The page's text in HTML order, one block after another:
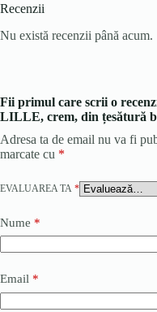
Recenzii
Nu există recenzii până acum.
Fii primul care scrii o
LILLE, crem, din țesătură
Adresa ta de email nu va fi
marcate cu *
EVALUAREA TA *
Nume *
Email *